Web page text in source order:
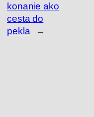
konanie ako
cesta do
pekla
→